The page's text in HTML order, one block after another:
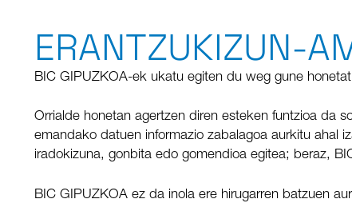
ERANTZUKIZUN-
BIC GIPUZKOA-ek ukatu egiten du weg gune
Orrialde honetan agertzen diren esteken funtzioa da
emandako datuen informazio zabalagoa aurkitu ahal
iradokizuna, gonbita edo gomendioa egitea; beraz,
BIC GIPUZKOA ez da inola ere hirugarren batzuen